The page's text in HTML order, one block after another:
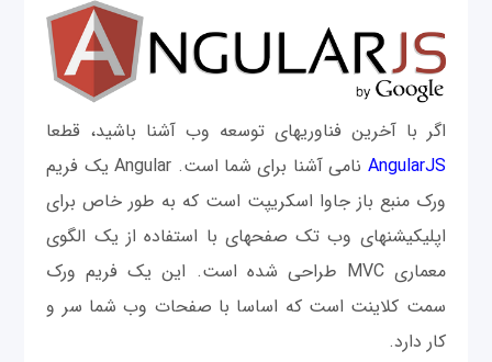
اگر با آخرین فناوری‎های توسعه وب آشنا باشید، قطعا
AngularJS
نامی‌ آشنا برای شما است. Angular یک فریم
ورک منبع باز جاوا اسکریپت است که به طور خاص برای
اپلیکیشن‎های وب تک صفحه‎ای با استفاده از یک الگوی
معماری MVC طراحی شده است. این یک فریم ورک
سمت کلاینت است که اساسا با صفحات وب شما سر و
کار دارد.